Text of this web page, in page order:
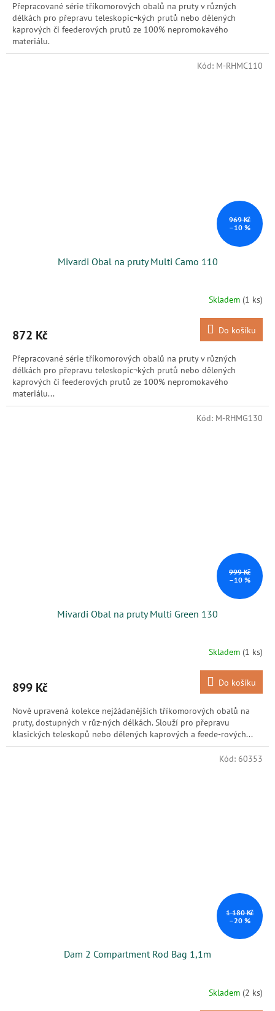
Přepracované série tříkomorových obalů na pruty v různých
délkách pro přepravu teleskopic¬kých prutů nebo dělených
kaprových či feederových prutů ze 100% nepromokavého
materiálu.
969 Kč
–10 %
Mivardi Obal na pruty Multi Camo 110
Skladem (1 ks)
872 Kč Do košíku
Přepracované série tříkomorových obalů na pruty v různých
délkách pro přepravu teleskopic¬kých prutů nebo dělených
kaprových či feederových prutů ze 100% nepromokavého
materiálu...
Kód: M-RHMC110
999 Kč
–10 %
Mivardi Obal na pruty Multi Green 130
Skladem (1 ks)
899 Kč Do košíku
Nově upravená kolekce nejžádanějších tříkomorových obalů na
pruty, dostupných v růz-ných délkách. Slouží pro přepravu
klasických teleskopů nebo dělených kaprových a feede-rových...
Kód: M-RHMG130
1 180 Kč
–20 %
Dam 2 Compartment Rod Bag 1,1m
Skladem (2 ks)
Kód: 60353